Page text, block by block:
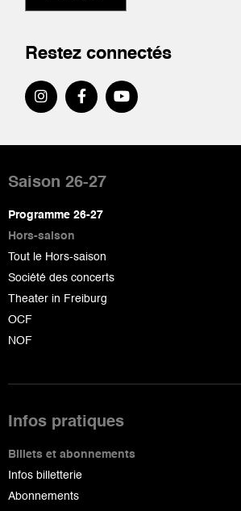
Restez connectés
de
page
Saison 26-27
Programme 26-27
Hors-saison
Tout le Hors-saison
Société des concerts
Theater in Freiburg
OCF
NOF
Infos pratiques
Billets et abonnements
Infos billetterie
Abonnements